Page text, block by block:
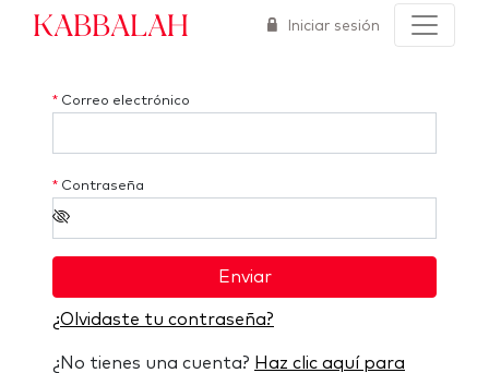
Kabbalah Iniciar sesión
* Correo electrónico
* Contraseña
Enviar
¿Olvidaste tu contraseña?
¿No tienes una cuenta? Haz clic aquí para